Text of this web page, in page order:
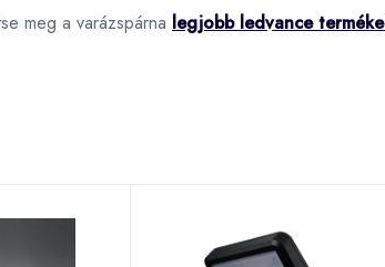
meg a varázspárna legjobb ledvance